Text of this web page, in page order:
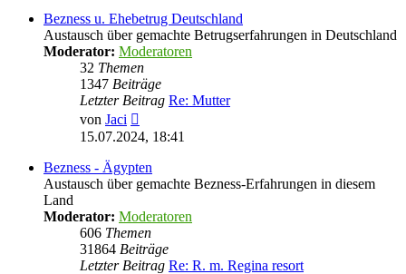
Bezness u. Ehebetrug Deutschland
Austausch über gemachte Betrugserfahrungen in Deutschland
Moderator: Moderatoren
32 Themen
1347 Beiträge
Letzter Beitrag Re: Mutter
von Jaci
Beitrag
15.07.2024, 18:41
Bezness - Ägypten
Austausch über gemachte Bezness-Erfahrungen in diesem
Land
Moderator: Moderatoren
606 Themen
31864 Beiträge
Letzter Beitrag Re: R. m. Regina resort